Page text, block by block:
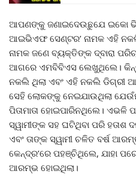
ଆପଣଙ୍କୁ ଜଣାଇଦେଉଛୁଯେ ଇକୋ
ଆଇଭିଏଫ ସେଣ୍ଟର’ ନାମକ ଏହି
ନାମକ ଜଣେ ବ୍ୟକ୍ତିଙ୍କ ଦ୍ବାରା
ଆଗରେ ଏମବିବିଏସ ଲେଖୁଥିଲେ।
ନକଲି ଥିଲା ଏବଂ ଏହି ନକଲି ଡିଗ୍ରୀ
ସେହି ଲୋକଙ୍କୁ ନେଇଯାଉଥିଲା
ପିତାମାତା ହୋଇପାରିନଥିଲେ। ଏଭଳି
ସ୍ୱାମୀଙ୍କ ସହ ଘଟିଥିବା ପରି
ଏବଂ ତାଙ୍କ ସ୍ୱାମୀ ଚଳିତ ବର୍ଷ
କେନ୍ଦ୍ର’ରେ ପହଞ୍ଚିଥିଲେ, ଯାହା
ଆରମ୍ଭ ହୋଇଥିଲା।